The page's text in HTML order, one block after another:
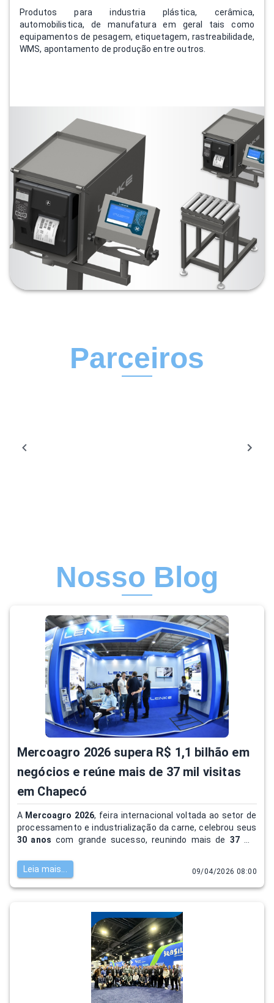
Produtos para industria plástica, cerâmica,
automobilistica, de manufatura em geral tais como
equipamentos de pesagem, etiquetagem, rastreabilidade,
WMS, apontamento de produção entre outros.
Parceiros
Nosso Blog
Mercoagro 2026 supera R$ 1,1 bilhão em
negócios e reúne mais de 37 mil visitas
em Chapecó
A Mercoagro 2026, feira internacional voltada ao setor de
processamento e industrialização da carne, celebrou seus
30 anos com grande sucesso, reunindo mais de 37 mil
bilhão em negócios
Chapecó, impulsionando hotéis, restaurantes, comércio e
o aeroporto local, além de consolidar a cidade como
Leia mais... 09/04/2026 08:00